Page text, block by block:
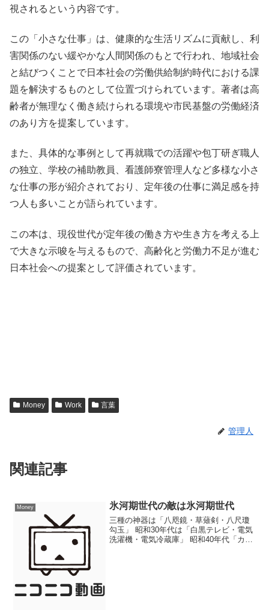
視されるという内容です。
この「小さな仕事」は、健康的な生活リズムに貢献し、利
害関係のない緩やかな人間関係のもとで行われ、地域社会
と結びつくことで日本社会の労働供給制約時代における課
題を解決するものとして位置づけられています。著者は高
齢者が無理なく働き続けられる環境や市民基盤の労働経済
のあり方を提案しています。
また、具体的な事例として再就職での活躍や包丁研ぎ職人
の独立、学校の補助教員、看護師寮管理人など多様な小さ
な仕事の形が紹介されており、定年後の仕事に満足感を持
つ人も多いことが語られています。
この本は、現役世代が定年後の働き方や生き方を考える上
で大きな示唆を与えるもので、高齢化と労働力不足が進む
日本社会への提案として評価されています。
Money Work 言葉
管理人
関連記事
Money 氷河期世代の敵は氷河期世代
三種の神器は「八咫鏡・草薙剣・八尺瓊
勾玉」 昭和30年代は「白黒テレビ・電気
洗濯機・電気冷蔵庫」 昭和40年代「カラ